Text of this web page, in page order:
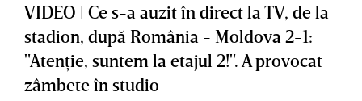
VIDEO | Ce s-a auzit în direct la TV, de la
stadion, după România - Moldova 2-1:
"Atenţie, suntem la etajul 2!". A provocat
zâmbete în studio